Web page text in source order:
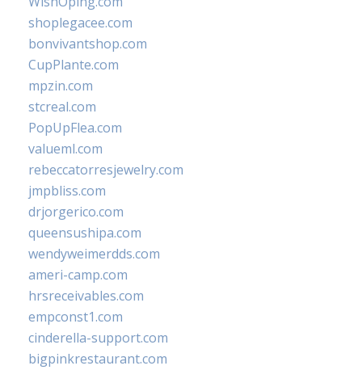
shoplegacee.com
bonvivantshop.com
CupPlante.com
mpzin.com
stcreal.com
PopUpFlea.com
valueml.com
rebeccatorresjewelry.com
jmpbliss.com
drjorgerico.com
queensushipa.com
wendyweimerdds.com
ameri-camp.com
hrsreceivables.com
empconst1.com
cinderella-support.com
bigpinkrestaurant.com